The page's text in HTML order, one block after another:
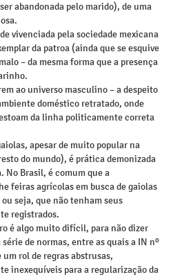
abandonada pelo marido), de uma
vivenciada pela sociedade mexicana
da patroa (ainda que se esquive
– da mesma forma que a presença
ao universo masculino – a despeito
doméstico retratado, onde
da linha politicamente correta
apesar de muito popular na
do mundo), é prática demonizada
No Brasil, é comum que a
feiras agrícolas em busca de gaiolas
seja, que não tenham seus
registrados.
é algo muito difícil, para não dizer
de normas, entre as quais a IN nº
rol de regras abstrusas,
inexequíveis para a regularização da